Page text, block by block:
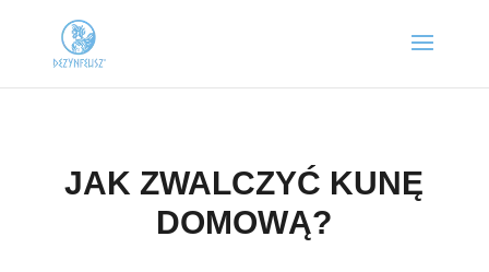
JAK ZWALCZYĆ KUNĘ
DOMOWĄ?